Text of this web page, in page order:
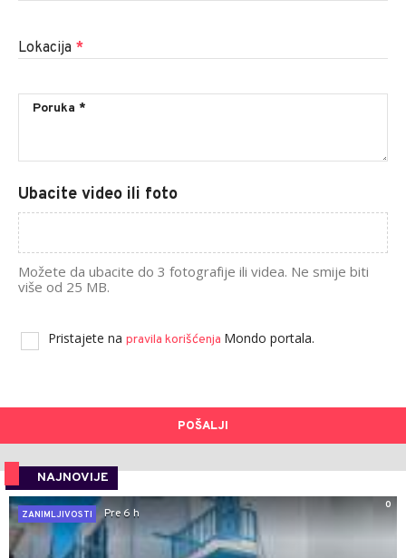
Lokacija *
Ubacite video ili foto
Možete da ubacite do 3 fotografije ili videa. Ne smije biti
više od 25 MB.
Pristajete na pravila korišćenja Mondo portala.
POŠALJI
NAJNOVIJE
0
ZANIMLJIVOSTI
Pre 6 h